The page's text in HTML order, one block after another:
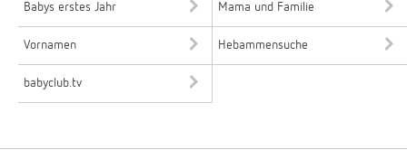
Babys erstes Jahr Mama und Familie
Vornamen Hebammensuche
babyclub.tv